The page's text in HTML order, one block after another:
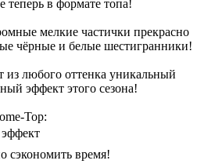
теперь в формате топа!
мелкие частички прекрасно
чёрные и белые шестигранники!
из любого оттенка уникальный
эффект этого сезона!
Top:
сэкономить время!